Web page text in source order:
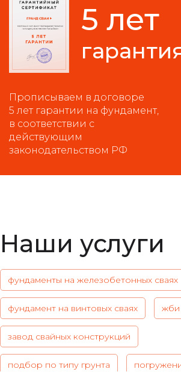
5 лет
Прописываем в договоре
5 лет гарантии на фундамент,
в соответствии с
действующим
законодательством РФ
Наши услуги
фундаменты на железобетонных сваях
фундамент на винтовых сваях жби
завод свайных конструкций
подбор по типу грунта